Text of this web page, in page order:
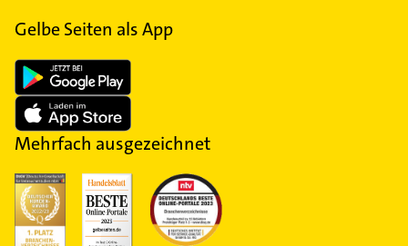
Gelbe Seiten als App
Mehrfach ausgezeichnet